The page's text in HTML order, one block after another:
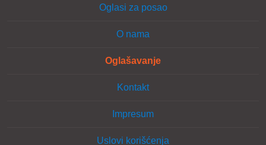
Oglasi za posao
O nama
Oglašavanje
Kontakt
Impresum
Uslovi korišćenja